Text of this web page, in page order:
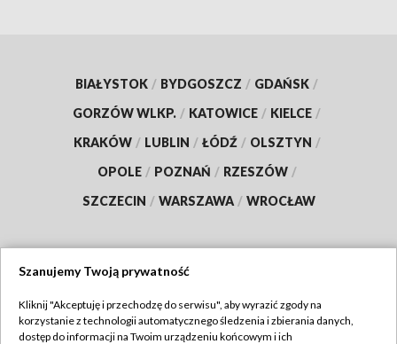
BIAŁYSTOK / BYDGOSZCZ / GDAŃSK /
GORZÓW WLKP. / KATOWICE / KIELCE /
KRAKÓW / LUBLIN / ŁÓDŹ / OLSZTYN /
OPOLE / POZNAŃ / RZESZÓW /
SZCZECIN / WARSZAWA / WROCŁAW
TVP
Szanujemy Twoją prywatność
Kliknij "Akceptuję i przechodzę do serwisu", aby wyrazić zgody na
korzystanie z technologii automatycznego śledzenia i zbierania danych,
dostęp do informacji na Twoim urządzeniu końcowym i ich